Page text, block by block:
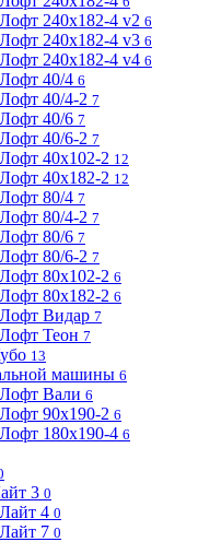
240х182-4 v2 6
240х182-4 v3 6
240х182-4 v4 6
40/4 6
40/4-2 7
40/6 7
40/6-2 7
40х102-2 12
40х182-2 12
80/4 7
80/4-2 7
80/6 7
80/6-2 7
80х102-2 6
80х182-2 6
Видар 7
Теон 7
13
машины 6
Вали 6
90х190-2 6
180х190-4 6
3 0
4 0
7 0